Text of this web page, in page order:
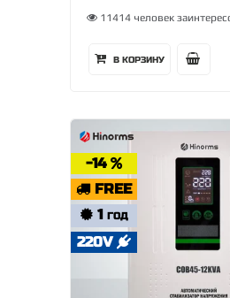
11414 человек
В КОРЗИНУ
-14
FREE
1 ГОД
220V